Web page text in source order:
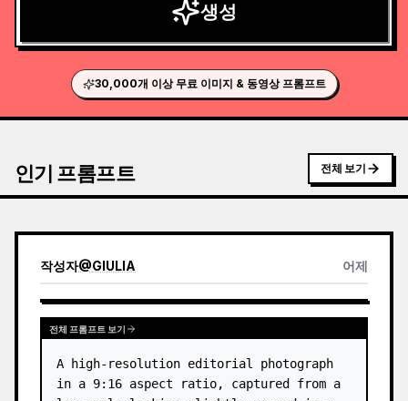
생성
30,000개 이상 무료 이미지 & 동영상 프롬프트
인기 프롬프트 전체 보기
작성자@GIULIA 어제
전체 프롬프트 보기
A high-resolution editorial photograph
in a 9:16 aspect ratio, captured from a